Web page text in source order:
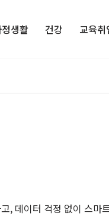
생활 건강 교육취
, 데이터 걱정 없이 스마